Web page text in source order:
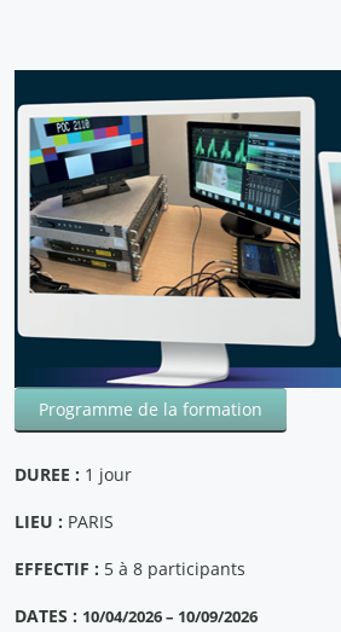
Programme de la formation
DUREE : 1 jour
LIEU : PARIS
EFFECTIF : 5 à 8 participants
DATES : 10/04/2026 – 10/09/2026